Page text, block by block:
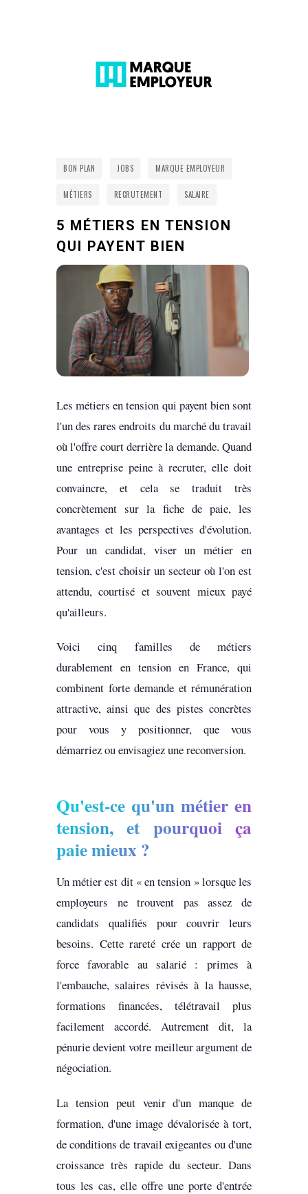
BON PLAN JOBS MARQUE EMPLOYEUR
MÉTIERS RECRUTEMENT SALAIRE
5 MÉTIERS EN TENSION
QUI PAYENT BIEN
Les métiers en tension qui payent bien sont
l'un des rares endroits du marché du travail
où l'offre court derrière la demande. Quand
une entreprise peine à recruter, elle doit
convaincre, et cela se traduit très
concrètement sur la fiche de paie, les
avantages et les perspectives d'évolution.
Pour un candidat, viser un métier en
tension, c'est choisir un secteur où l'on est
attendu, courtisé et souvent mieux payé
qu'ailleurs.
Voici cinq familles de métiers
durablement en tension en France, qui
combinent forte demande et rémunération
attractive, ainsi que des pistes concrètes
pour vous y positionner, que vous
démarriez ou envisagiez une reconversion.
Qu'est-ce qu'un métier en
tension, et pourquoi ça
paie mieux ?
Un métier est dit « en tension » lorsque les
employeurs ne trouvent pas assez de
candidats qualifiés pour couvrir leurs
besoins. Cette rareté crée un rapport de
force favorable au salarié : primes à
l'embauche, salaires révisés à la hausse,
formations financées, télétravail plus
facilement accordé. Autrement dit, la
pénurie devient votre meilleur argument de
négociation.
La tension peut venir d'un manque de
formation, d'une image dévalorisée à tort,
de conditions de travail exigeantes ou d'une
croissance très rapide du secteur. Dans
tous les cas, elle offre une porte d'entrée